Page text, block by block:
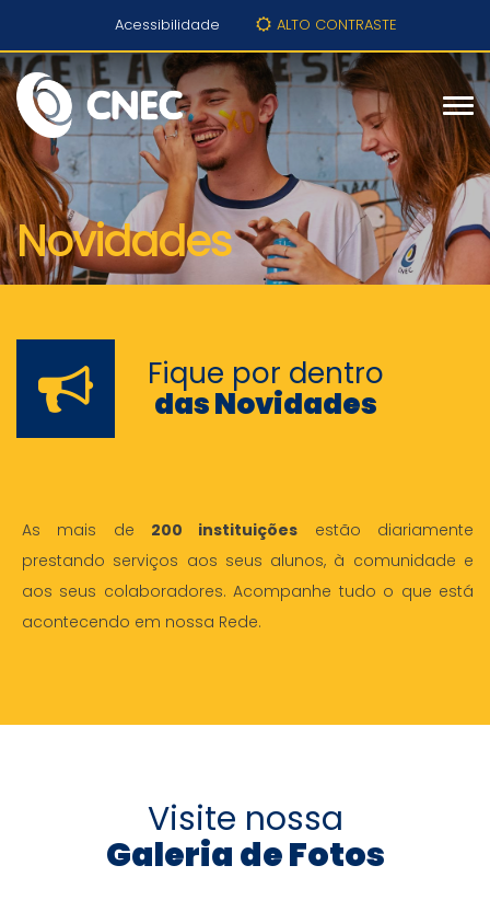
Acessibilidade ALTO CONTRASTE
Novidades
Fique por dentro
das Novidades
As mais de 200 instituições estão diariamente
prestando serviços aos seus alunos, à comunidade e
aos seus colaboradores. Acompanhe tudo o que está
acontecendo em nossa Rede.
Visite nossa
Galeria de Fotos